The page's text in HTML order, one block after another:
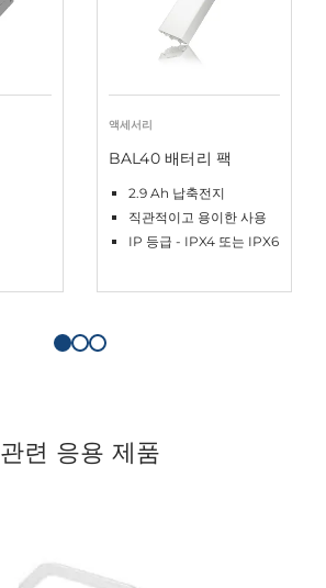
액세서리
BAL40 배터리 팩
2.9 Ah 납축전지
직관적이고 용이한 사용
IP 등급 - IPX4 또는 IPX6
관련 응용 제품